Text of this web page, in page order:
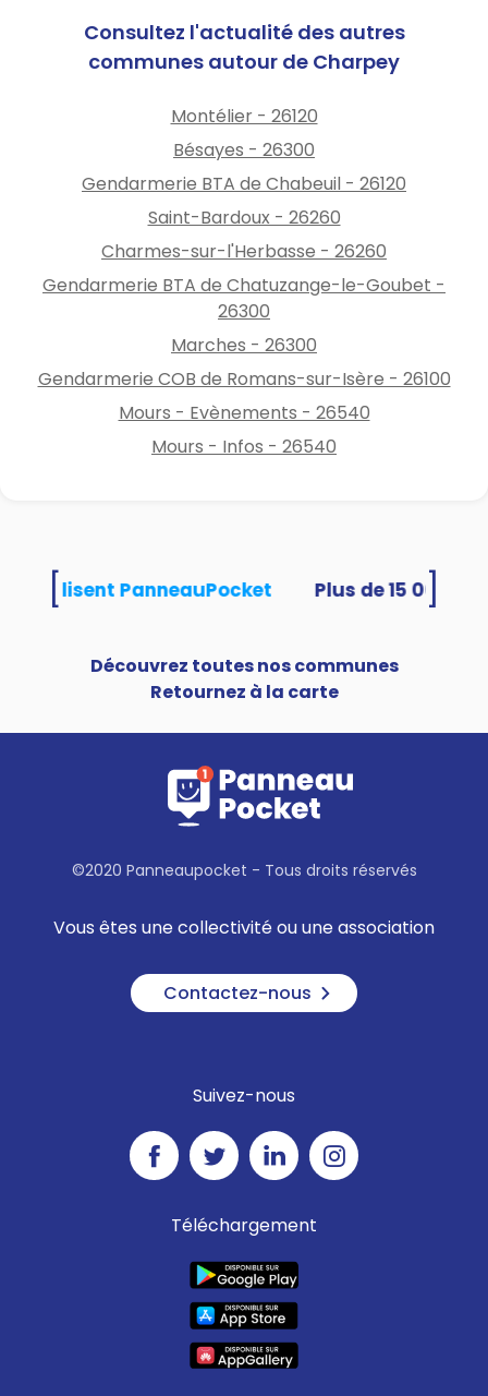
Consultez l'actualité des autres
communes autour de Charpey
Montélier - 26120
Bésayes - 26300
Gendarmerie BTA de Chabeuil - 26120
Saint-Bardoux - 26260
Charmes-sur-l'Herbasse - 26260
Gendarmerie BTA de Chatuzange-le-Goubet -
26300
Marches - 26300
Gendarmerie COB de Romans-sur-Isère - 26100
Mours - Evènements - 26540
Mours - Infos - 26540
utilisent PanneauPocket
Découvrez toutes nos communes
Retournez à la carte
©2020 Panneaupocket - Tous droits réservés
Vous êtes une collectivité ou une association
Contactez-nous
Suivez-nous
Téléchargement